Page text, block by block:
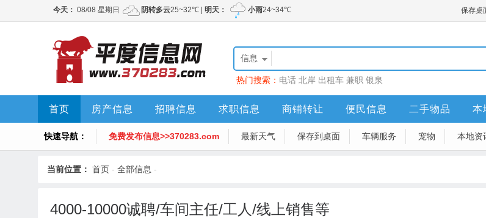
保存桌
信息
热门搜索： 电话 北岸 出租车 兼职 银泉
首页 房产信息 招聘信息 求职信息 商铺转让 便民信息 二手物品 本
快速导航： 免费发布信息>>370283.com 最新天气 保存到桌面 车辆服务 宠物 本地资
当前位置： 首页 - 全部信息 -
4000-10000诚聘/车间主任/工人/线上销售等